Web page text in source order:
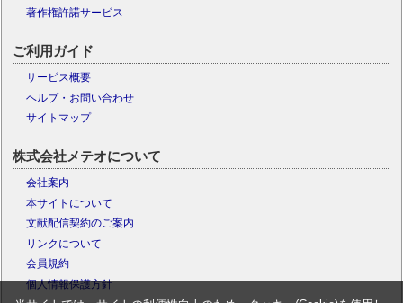
著作権許諾サービス
ご利用ガイド
サービス概要
ヘルプ・お問い合わせ
サイトマップ
株式会社メテオについて
会社案内
本サイトについて
文献配信契約のご案内
リンクについて
会員規約
個人情報保護方針